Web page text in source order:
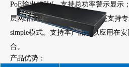
PoE输出135W，支持总功率警示显示
层网络及PoE控制 Web管理，还支持
simple模式。支持本产品可以应用在
合。
产品优势：